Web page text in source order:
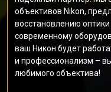
объективов Nikon,
восстановлению
современному
ваш Никон будет
и профессионализм –
любимого объектива!